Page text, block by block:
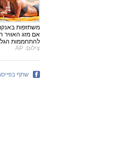
משתזפות
אם מזג האוויר
להתחממות
צילום: AP
שתף